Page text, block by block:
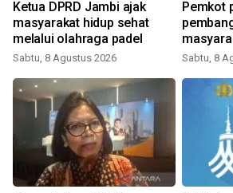
Ketua DPRD Jambi ajak
masyarakat hidup sehat
melalui olahraga padel
Sabtu, 8 Agustus 2026
Pemkot
Bahagia
Sabtu, 8